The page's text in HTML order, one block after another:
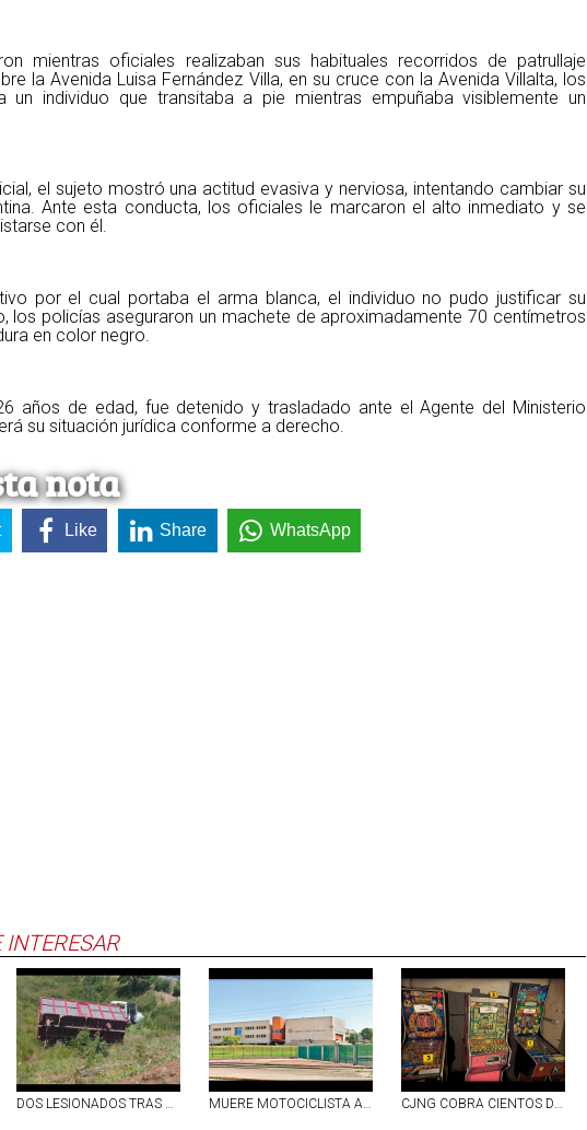
mientras oficiales realizaban sus habituales recorridos de patrullaje
la Avenida Luisa Fernández Villa, en su cruce con la Avenida Villalta, los
un individuo que transitaba a pie mientras empuñaba visiblemente un
el sujeto mostró una actitud evasiva y nerviosa, intentando cambiar su
Ante esta conducta, los oficiales le marcaron el alto inmediato y se
con él.
por el cual portaba el arma blanca, el individuo no pudo justificar su
los policías aseguraron un machete de aproximadamente 70 centímetros
en color negro.
años de edad, fue detenido y trasladado ante el Agente del Ministerio
su situación jurídica conforme a derecho.
nota
Like Share WhatsApp
INTERESAR